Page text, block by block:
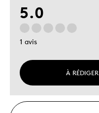
5.0
1 avis
À